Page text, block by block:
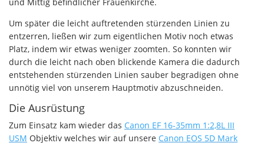
Um später die leicht auftretenden stürzenden Linien zu
entzerren, ließen wir zum eigentlichen Motiv noch etwas
Platz, indem wir etwas weniger zoomten. So konnten wir
durch die leicht nach oben blickende Kamera die dadurch
entstehenden stürzenden Linien sauber begradigen ohne
unnötig viel von unserem Hauptmotiv abzuschneiden.
Die Ausrüstung
Zum Einsatz kam wieder das Canon EF 16-35mm 1:2,8L III
USM Objektiv welches wir auf unsere Canon EOS 5D Mark